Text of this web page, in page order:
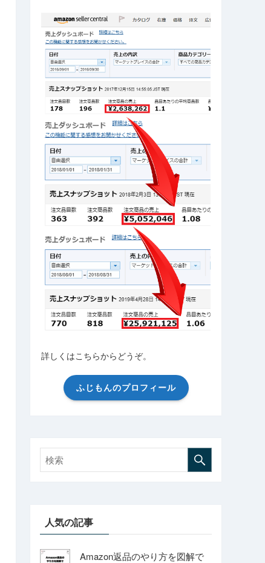
詳しくはこちらからどうぞ。
ふじもんのプロフィール
人気の記事
Amazon返品のやり方を図解で